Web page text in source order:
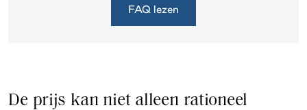
FAQ lezen
De prijs kan niet alleen rationeel